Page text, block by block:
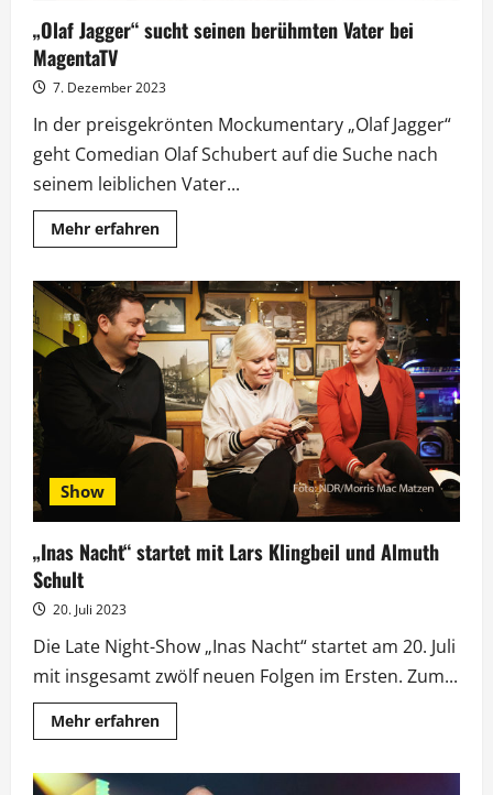
„Olaf Jagger“ sucht seinen berühmten Vater bei
MagentaTV
7. Dezember 2023
In der preisgekrönten Mockumentary „Olaf Jagger“
geht Comedian Olaf Schubert auf die Suche nach
seinem leiblichen Vater...
Mehr erfahrenMehr
Informationen
Jagger“
sucht
seinen
berühmten
Vater
bei
MagentaTV
Show
„Inas Nacht“ startet mit Lars Klingbeil und Almuth
Schult
20. Juli 2023
Die Late Night-Show „Inas Nacht“ startet am 20. Juli
mit insgesamt zwölf neuen Folgen im Ersten. Zum...
Mehr erfahrenMehr
Informationen
Nacht“